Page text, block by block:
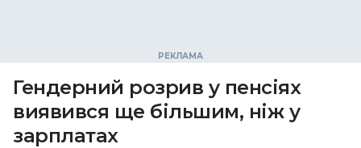
Гендерний розрив у пенсіях
виявився ще більшим, ніж у
зарплатах